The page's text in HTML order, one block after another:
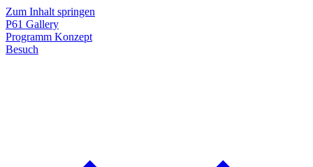
Zum Inhalt springen
P61 Gallery
Programm Konzept
Besuch